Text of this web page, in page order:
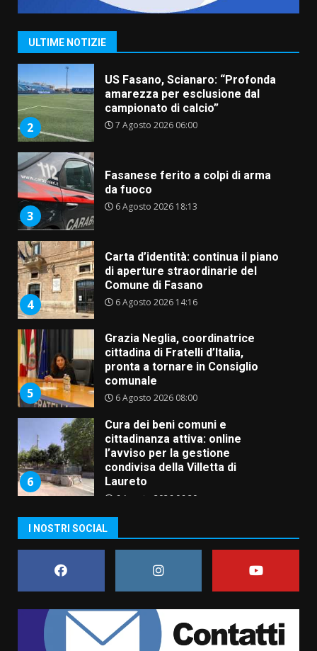
ULTIME NOTIZIE
1
appuntamento con “Fasano in
2
US Fasano, Scianaro: “Profonda
amarezza per esclusione dal
campionato di calcio”
7 Agosto 2026 06:00
3
Fasanese ferito a colpi di arma
da fuoco
6 Agosto 2026 18:13
4
Carta d’identità: continua il piano
di aperture straordinarie del
Comune di Fasano
6 Agosto 2026 14:16
5
Grazia Neglia, coordinatrice
cittadina di Fratelli d’Italia,
pronta a tornare in Consiglio
comunale
6 Agosto 2026 08:00
6
Cura dei beni comuni e
cittadinanza attiva: online
l’avviso per la gestione
condivisa della Villetta di
Laureto
6 Agosto 2026 06:20
assoluta de “L’Albergo
Belvedere. Il rapimento”
6 Agosto 2026 06:15
Rivoluzione”: nuovo
appuntamento con “Fasano in
Banda”
I NOSTRI SOCIAL